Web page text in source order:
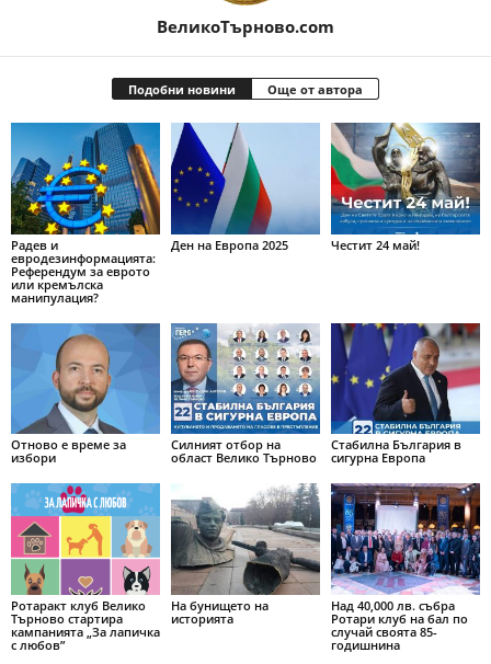
ВеликоТърново.com
Подобни новини Още от автора
Радев и
евродезинформацията:
Референдум за еврото
или кремълска
манипулация?
Ден на Европа 2025 Честит 24 май!
Отново е време за
избори
Силният отбор на
област Велико Търново
Стабилна България в
сигурна Европа
Ротаракт клуб Велико
Търново стартира
кампанията „За лапичка
с любов”
На бунището на
историята
Над 40,000 лв. събра
Ротари клуб на бал по
случай своята 85-
годишнина